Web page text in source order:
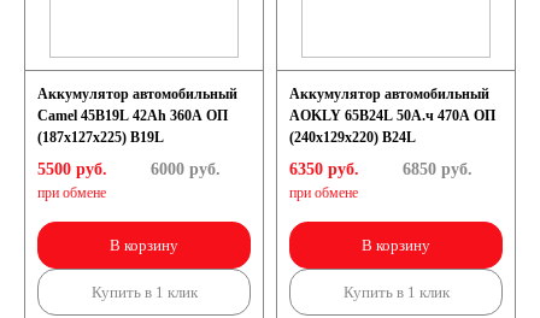
Аккумулятор автомобильный
Camel 45B19L 42Ah 360A ОП
(187х127х225) B19L
5500 руб.
при обмене
6000руб.
В корзину
Купить в 1 клик
Аккумулятор автомобильный
AOKLY 65B24L 50А.ч 470А ОП
(240x129x220) B24L
6350 руб.
при обмене
6850руб.
В корзину
Купить в 1 клик